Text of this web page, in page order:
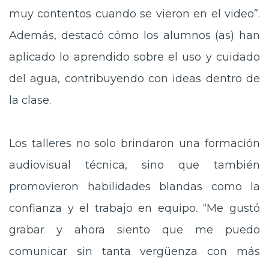
muy contentos cuando se vieron en el video”.
Además, destacó cómo los alumnos (as) han
aplicado lo aprendido sobre el uso y cuidado
del agua, contribuyendo con ideas dentro de
la clase.
Los talleres no solo brindaron una formación
audiovisual técnica, sino que también
promovieron habilidades blandas como la
confianza y el trabajo en equipo. “Me gustó
grabar y ahora siento que me puedo
comunicar sin tanta vergüenza con más